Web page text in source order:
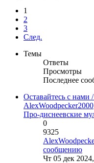
1
2
3
След.
Темы
Ответы
Просмотры
Последнее
Оставайтесь с нами
AlexWoodpecker2000
Про-диснеевские
0
9325
сообщению
Чт 05 дек